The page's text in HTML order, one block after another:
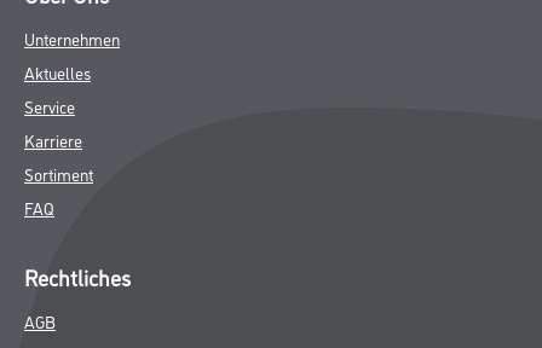
Unternehmen
Aktuelles
Service
Karriere
Sortiment
FAQ
Rechtliches
AGB